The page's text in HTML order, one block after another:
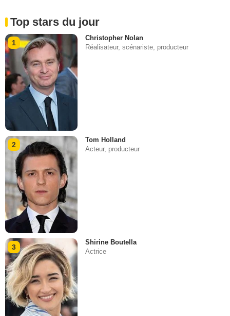
Top stars du jour
1
Christopher Nolan
Réalisateur, scénariste, producteur
2
Tom Holland
Acteur, producteur
3
Shirine Boutella
Actrice